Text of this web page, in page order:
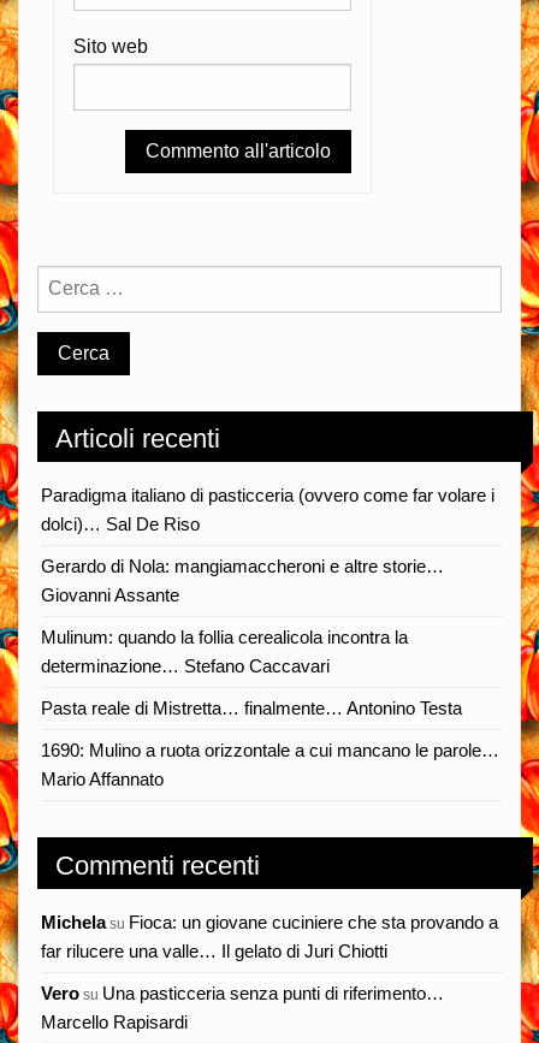
Sito web
Articoli recenti
Paradigma italiano di pasticceria (ovvero come far volare i
dolci)… Sal De Riso
Gerardo di Nola: mangiamaccheroni e altre storie…
Giovanni Assante
Mulinum: quando la follia cerealicola incontra la
determinazione… Stefano Caccavari
Pasta reale di Mistretta… finalmente… Antonino Testa
1690: Mulino a ruota orizzontale a cui mancano le parole…
Mario Affannato
Commenti recenti
Michelasu Fioca: un giovane cuciniere che sta provando a
far rilucere una valle… Il gelato di Juri Chiotti
Vero su Una pasticceria senza punti di riferimento…
Marcello Rapisardi